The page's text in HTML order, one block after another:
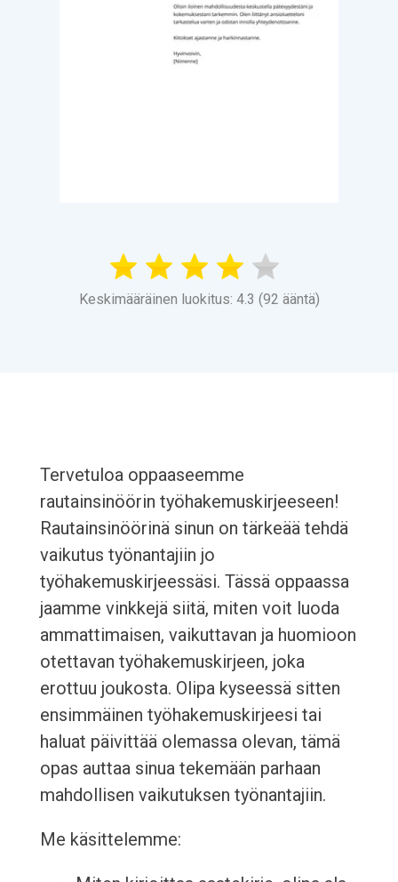
Keskimääräinen luokitus: 4.3 (92 ääntä)
Tervetuloa oppaaseemme
rautainsinöörin työhakemuskirjeeseen!
Rautainsinöörinä sinun on tärkeää tehdä
vaikutus työnantajiin jo
työhakemuskirjeessäsi. Tässä oppaassa
jaamme vinkkejä siitä, miten voit luoda
ammattimaisen, vaikuttavan ja huomioon
otettavan työhakemuskirjeen, joka
erottuu joukosta. Olipa kyseessä sitten
ensimmäinen työhakemuskirjeesi tai
haluat päivittää olemassa olevan, tämä
opas auttaa sinua tekemään parhaan
mahdollisen vaikutuksen työnantajiin.
Me käsittelemme: